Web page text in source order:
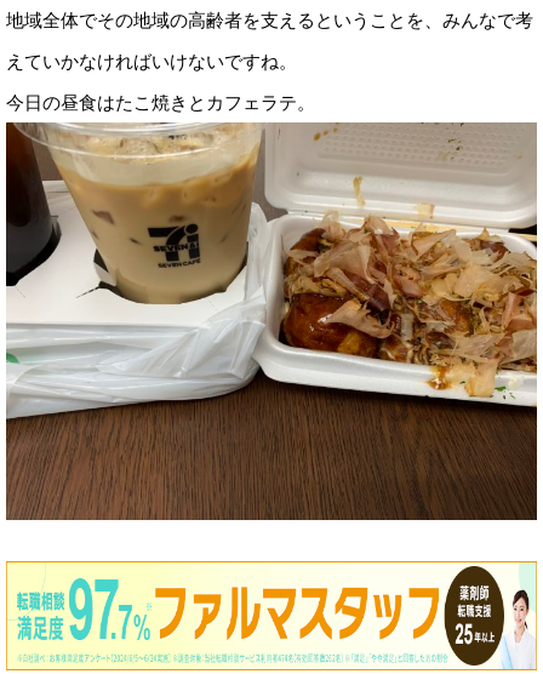
地域全体でその地域の高齢者を支えるということを、みんなで考
えていかなければいけないですね。
今日の昼食はたこ焼きとカフェラテ。